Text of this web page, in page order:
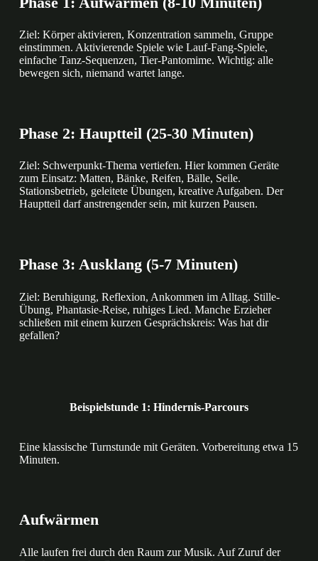
Ziel: Körper aktivieren, Konzentration sammeln, Gruppe
einstimmen. Aktivierende Spiele wie Lauf-Fang-Spiele,
einfache Tanz-Sequenzen, Tier-Pantomime. Wichtig: alle
bewegen sich, niemand wartet lange.
Phase 2: Hauptteil (25-30 Minuten)
Ziel: Schwerpunkt-Thema vertiefen. Hier kommen Geräte
zum Einsatz: Matten, Bänke, Reifen, Bälle, Seile.
Stationsbetrieb, geleitete Übungen, kreative Aufgaben. Der
Hauptteil darf anstrengender sein, mit kurzen Pausen.
Phase 3: Ausklang (5-7 Minuten)
Ziel: Beruhigung, Reflexion, Ankommen im Alltag. Stille-
Übung, Phantasie-Reise, ruhiges Lied. Manche Erzieher
schließen mit einem kurzen Gesprächskreis: Was hat dir
gefallen?
Beispielstunde 1: Hindernis-Parcours
Eine klassische Turnstunde mit Geräten. Vorbereitung etwa 15
Minuten.
Aufwärmen
Alle laufen frei durch den Raum zur Musik. Auf Zuruf der